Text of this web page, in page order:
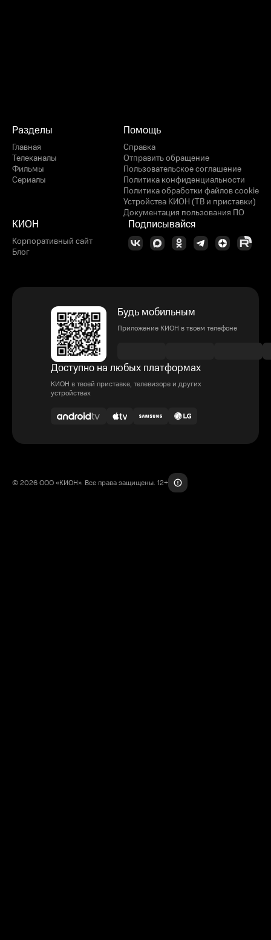
Разделы
Главная
Телеканалы
Фильмы
Сериалы
Помощь
Справка
Отправить обращение
Пользовательское соглашение
Политика конфиденциальности
Политика обработки файлов cookie
Устройства КИОН (ТВ и приставки)
Документация пользования ПО
КИОН
Корпоративный сайт
Блог
Подписывайся
Будь мобильным
Приложение КИОН в твоем телефоне
Доступно на любых платформах
КИОН в твоей приставке, телевизоре и других
устройствах
© 2026 ООО «КИОН». Все права защищены. 12+